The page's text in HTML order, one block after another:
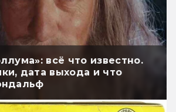
всё что известно.
дата выхода и что